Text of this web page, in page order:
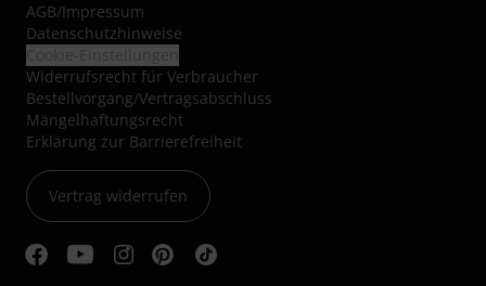
AGB/Impressum
Datenschutzhinweise
Widerrufsrecht für Verbraucher
Bestellvorgang/Vertragsabschluss
Mängelhaftungsrecht
Erklärung zur Barrierefreiheit
Vertrag widerrufen